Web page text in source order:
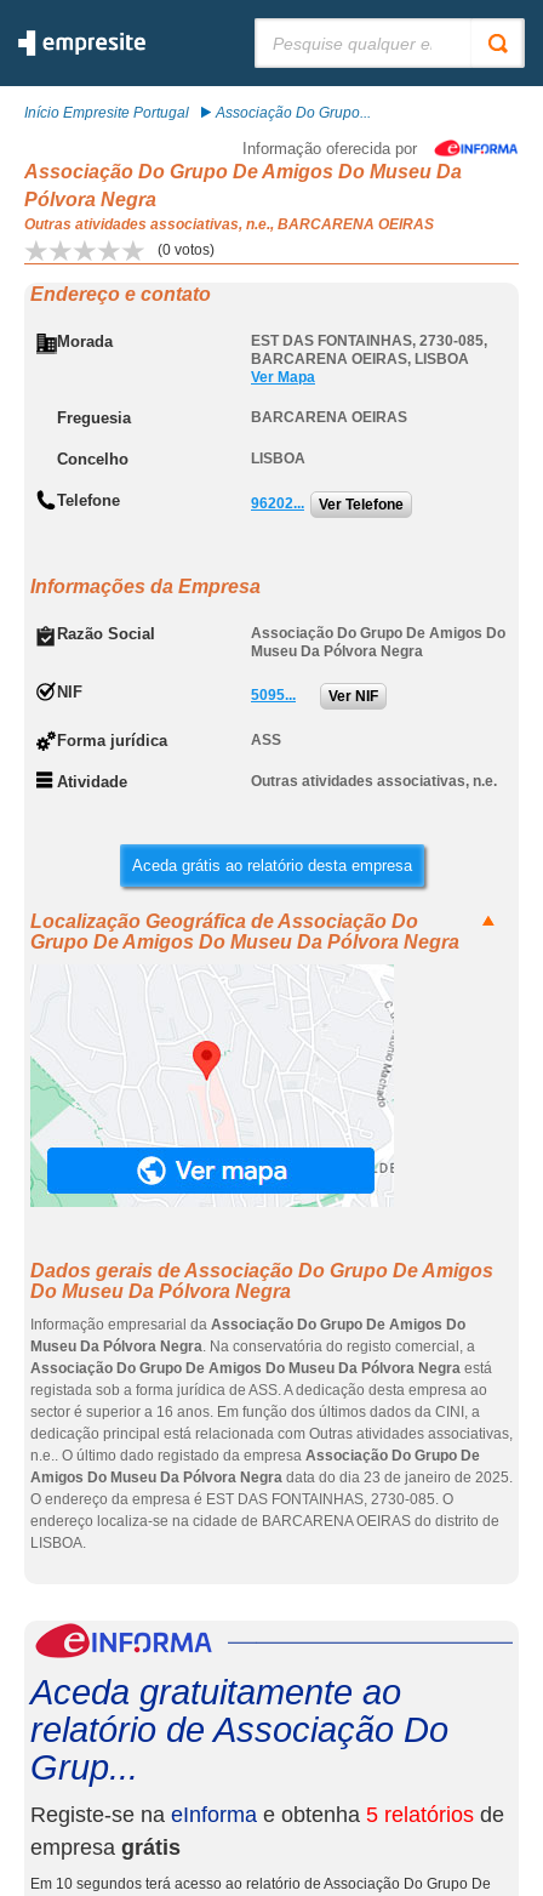
Início Empresite Portugal Associação Do Grupo...
Informação oferecida por
Associação Do Grupo De Amigos Do Museu Da
Pólvora Negra
Outras atividades associativas, n.e., BARCARENA OEIRAS
(0 votos)
Endereço e contato
Morada EST DAS FONTAINHAS, 2730-085,
BARCARENA OEIRAS, LISBOA
Ver Mapa
Freguesia BARCARENA OEIRAS
Concelho LISBOA
Telefone 96202... Ver Telefone
Informações da Empresa
Razão Social
Associação Do Grupo De Amigos Do
Museu Da Pólvora Negra
NIF 5095... Ver NIF
Forma jurídica ASS
Atividade Outras atividades associativas, n.e.
Aceda grátis ao relatório desta empresa
Localização Geográfica de Associação Do
Grupo De Amigos Do Museu Da Pólvora Negra
Dados gerais de Associação Do Grupo De Amigos
Do Museu Da Pólvora Negra
Informação empresarial da Associação Do Grupo De Amigos Do
Museu Da Pólvora Negra. Na conservatória do registo comercial, a
Associação Do Grupo De Amigos Do Museu Da Pólvora Negra está
registada sob a forma jurídica de ASS. A dedicação desta empresa ao
sector é superior a 16 anos. Em função dos últimos dados da CINI, a
dedicação principal está relacionada com Outras atividades associativas,
n.e.. O último dado registado da empresa Associação Do Grupo De
Amigos Do Museu Da Pólvora Negra data do dia 23 de janeiro de 2025.
O endereço da empresa é EST DAS FONTAINHAS, 2730-085. O
endereço localiza-se na cidade de BARCARENA OEIRAS do distrito de
LISBOA.
Aceda gratuitamente ao
relatório de Associação Do
Grup...
Registe-se na eInforma e obtenha 5 relatórios de
empresa grátis
Em 10 segundos terá acesso ao relatório de Associação Do Grupo De